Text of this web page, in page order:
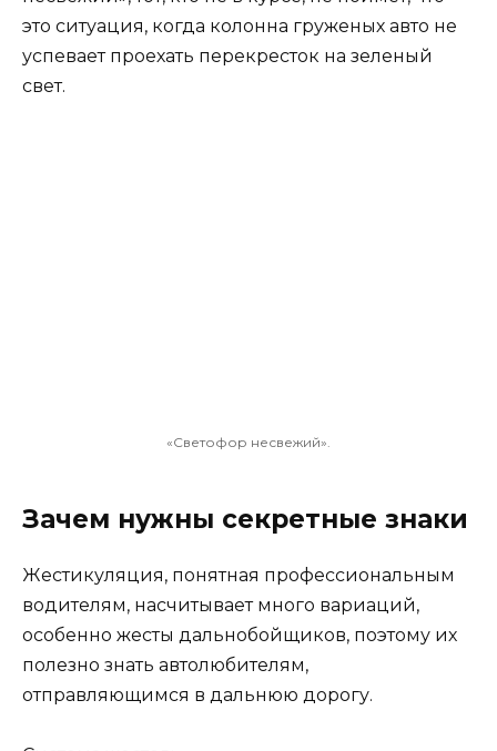
это ситуация, когда колонна груженых авто не
успевает проехать перекресток на зеленый
свет.
«Светофор несвежий».
Зачем нужны секретные знаки
Жестикуляция, понятная профессиональным
водителям, насчитывает много вариаций,
особенно жесты дальнобойщиков, поэтому их
полезно знать автолюбителям,
отправляющимся в дальнюю дорогу.